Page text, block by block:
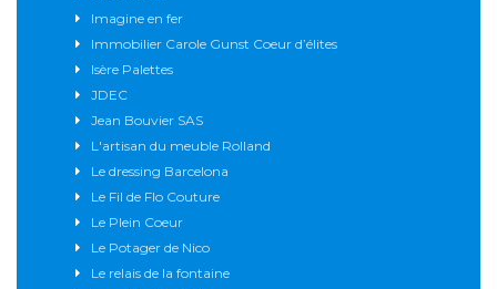
Imagine en fer
Immobilier Carole Gunst Coeur d’élites
Isère Palettes
JDEC
Jean Bouvier SAS
L'artisan du meuble Rolland
Le dressing Barcelona
Le Fil de Flo Couture
Le Plein Coeur
Le Potager de Nico
Le relais de la fontaine